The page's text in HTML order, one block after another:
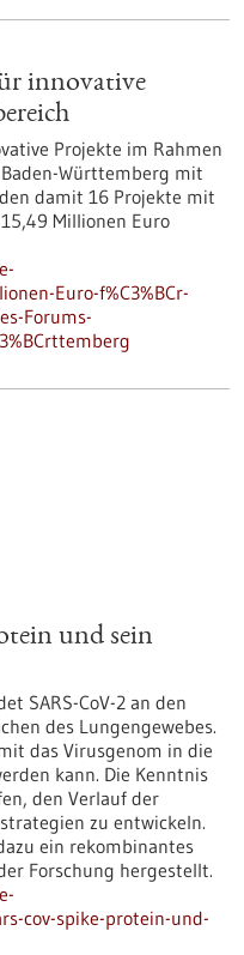
innovative
Projekte im Rahmen
Württemberg mit
damit 16 Projekte mit
Millionen Euro
Euro-f%C3%BCr-
Forums-
und sein
SARS-CoV-2 an den
des Lungengewebes.
das Virusgenom in die
kann. Die Kenntnis
den Verlauf der
zu entwickeln.
ein rekombinantes
Forschung hergestellt.
cov-spike-protein-und-